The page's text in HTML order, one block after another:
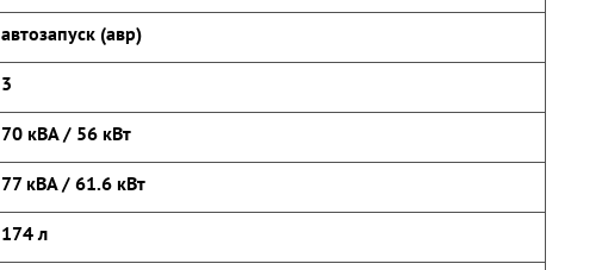
автозапуск (авр)
3
70 кВА / 56 кВт
77 кВА / 61.6 кВт
174 л